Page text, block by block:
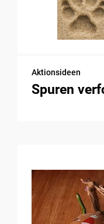
Aktionsideen
Spuren